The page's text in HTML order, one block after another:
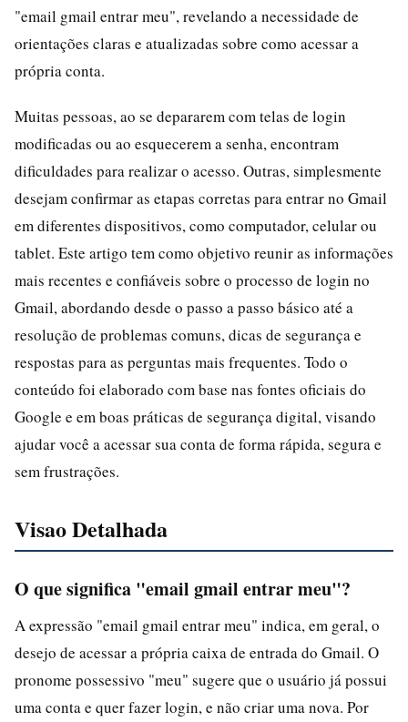
"email gmail entrar meu", revelando a necessidade de
orientações claras e atualizadas sobre como acessar a
própria conta.
Muitas pessoas, ao se depararem com telas de login
modificadas ou ao esquecerem a senha, encontram
dificuldades para realizar o acesso. Outras, simplesmente
desejam confirmar as etapas corretas para entrar no Gmail
em diferentes dispositivos, como computador, celular ou
tablet. Este artigo tem como objetivo reunir as informações
mais recentes e confiáveis sobre o processo de login no
Gmail, abordando desde o passo a passo básico até a
resolução de problemas comuns, dicas de segurança e
respostas para as perguntas mais frequentes. Todo o
conteúdo foi elaborado com base nas fontes oficiais do
Google e em boas práticas de segurança digital, visando
ajudar você a acessar sua conta de forma rápida, segura e
sem frustrações.
Visao Detalhada
O que significa "email gmail entrar meu"?
A expressão "email gmail entrar meu" indica, em geral, o
desejo de acessar a própria caixa de entrada do Gmail. O
pronome possessivo "meu" sugere que o usuário já possui
uma conta e quer fazer login, e não criar uma nova. Por